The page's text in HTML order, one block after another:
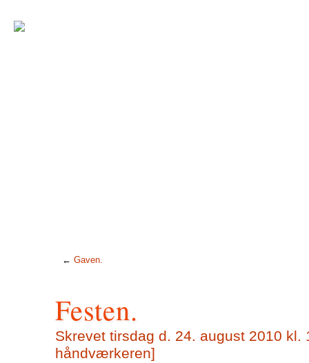
← Gaven.
Festen.
Skrevet tirsdag d. 24. august 2010 kl.
håndværkeren]